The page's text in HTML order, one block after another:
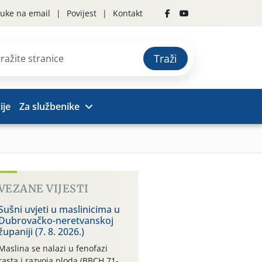
na email Povijest Kontakt
Traži
Za službenike
VIJESTI
uvjeti u maslinicima u
neretvanskoj
(7. 8. 2026.)
se nalazi u fenofazi